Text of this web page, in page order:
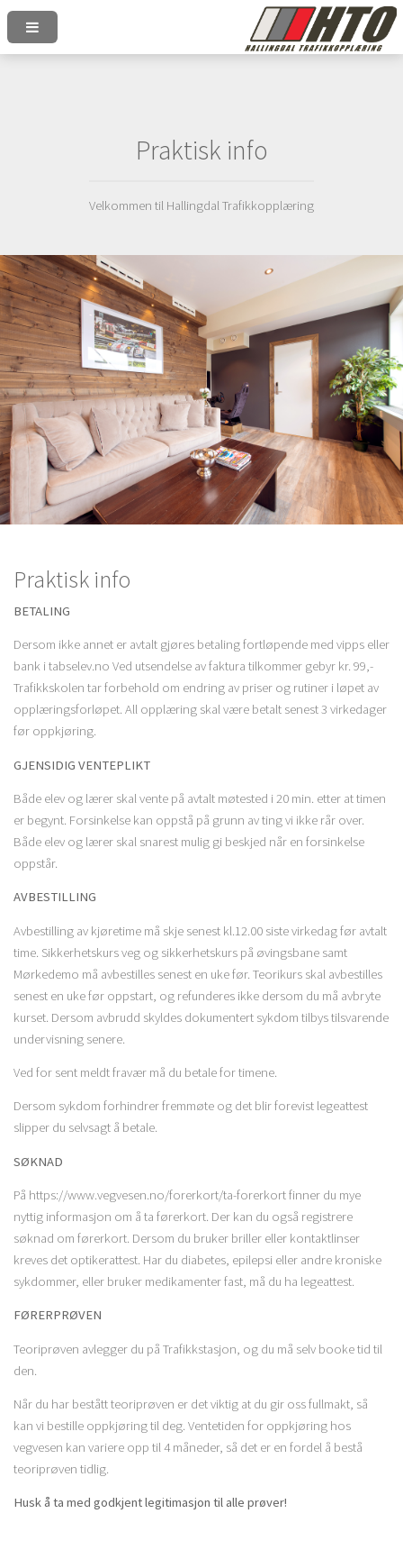
Praktisk info
Velkommen til Hallingdal Trafikkopplæring
Praktisk info
BETALING
Dersom ikke annet er avtalt gjøres betaling fortløpende med vipps eller
bank i tabselev.no Ved utsendelse av faktura tilkommer gebyr kr. 99,-
Trafikkskolen tar forbehold om endring av priser og rutiner i løpet av
opplæringsforløpet. All opplæring skal være betalt senest 3 virkedager
før oppkjøring.
GJENSIDIG VENTEPLIKT
Både elev og lærer skal vente på avtalt møtested i 20 min. etter at timen
er begynt. Forsinkelse kan oppstå på grunn av ting vi ikke rår over.
Både elev og lærer skal snarest mulig gi beskjed når en forsinkelse
oppstår.
AVBESTILLING
Avbestilling av kjøretime må skje senest kl.12.00 siste virkedag før avtalt
time. Sikkerhetskurs veg og sikkerhetskurs på øvingsbane samt
Mørkedemo må avbestilles senest en uke før. Teorikurs skal avbestilles
senest en uke før oppstart, og refunderes ikke dersom du må avbryte
kurset. Dersom avbrudd skyldes dokumentert sykdom tilbys tilsvarende
undervisning senere.
Ved for sent meldt fravær må du betale for timene.
Dersom sykdom forhindrer fremmøte og det blir forevist legeattest
slipper du selvsagt å betale.
SØKNAD
På https://www.vegvesen.no/forerkort/ta-forerkort finner du mye
nyttig informasjon om å ta førerkort. Der kan du også registrere
søknad om førerkort. Dersom du bruker briller eller kontaktlinser
kreves det optikerattest. Har du diabetes, epilepsi eller andre kroniske
sykdommer, eller bruker medikamenter fast, må du ha legeattest.
FØRERPRØVEN
Teoriprøven avlegger du på Trafikkstasjon, og du må selv booke tid til
den.
Når du har bestått teoriprøven er det viktig at du gir oss fullmakt, så
kan vi bestille oppkjøring til deg. Ventetiden for oppkjøring hos
vegvesen kan variere opp til 4 måneder, så det er en fordel å bestå
teoriprøven tidlig.
Husk å ta med godkjent legitimasjon til alle prøver!